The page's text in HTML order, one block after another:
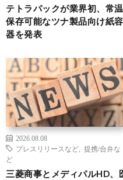
テトラパックが業界初、常温
保存可能なツナ製品向け紙容
器を発表
2026.08.08
プレスリリースなど
提携/合弁な
ど
三菱商事とメディパルHD、